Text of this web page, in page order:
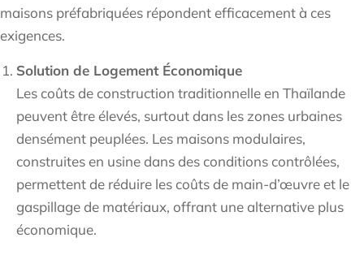
maisons préfabriquées répondent efficacement à ces
exigences.
Solution de Logement Économique
Les coûts de construction traditionnelle en Thaïlande
peuvent être élevés, surtout dans les zones urbaines
densément peuplées. Les maisons modulaires,
construites en usine dans des conditions contrôlées,
permettent de réduire les coûts de main-d’œuvre et le
gaspillage de matériaux, offrant une alternative plus
économique.